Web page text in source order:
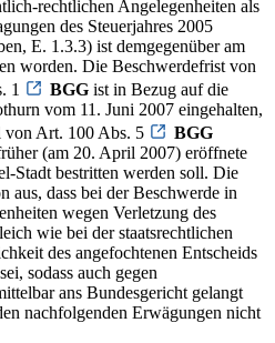
rechtlichen Angelegenheiten als
des Steuerjahres 2005
E. 1.3.3) ist demgegenüber am
worden. Die Beschwerdefrist von
1
BGG ist in Bezug auf die
vom 11. Juni 2007 eingehalten,
von Art. 100 Abs. 5
BGG
(am 20. April 2007) eröffnete
Stadt bestritten werden soll. Die
aus, dass bei der Beschwerde in
wegen Verletzung des
wie bei der staatsrechtlichen
des angefochtenen Entscheids
sodass auch gegen
ans Bundesgericht gelangt
nachfolgenden Erwägungen nicht